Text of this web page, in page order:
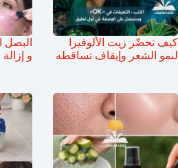
كيف تحضّر زيت الألوفيرا
لنمو الشعر وإيقاف تساقطه
البصل
و إزالة